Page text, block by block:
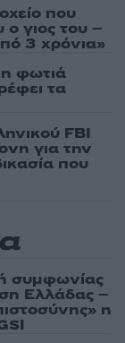
που
γιος του –
3 χρόνια»
φωτιά
τα
FBI
για την
που
συμφωνίας
Ελλάδας –
η